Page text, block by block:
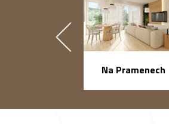
Na Pramenech